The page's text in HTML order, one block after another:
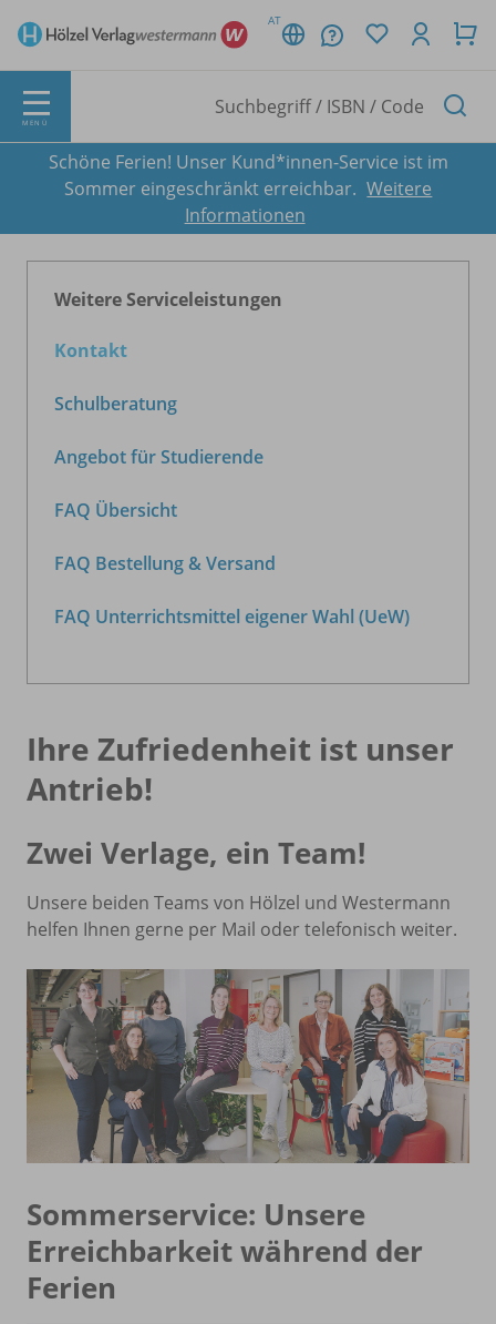
AT
MENÜ
Schöne Ferien! Unser Kund*innen-Service ist im
Sommer eingeschränkt erreichbar. Weitere
Informationen
Weitere Serviceleistungen
Kontakt
Schulberatung
Angebot für Studierende
FAQ Übersicht
FAQ Bestellung & Versand
FAQ Unterrichtsmittel eigener Wahl (UeW)
Ihre Zufriedenheit ist unser
Antrieb!
Zwei Verlage, ein Team!
Unsere beiden Teams von Hölzel und Westermann
helfen Ihnen gerne per Mail oder telefonisch weiter.
Sommerservice: Unsere
Erreichbarkeit während der
Ferien